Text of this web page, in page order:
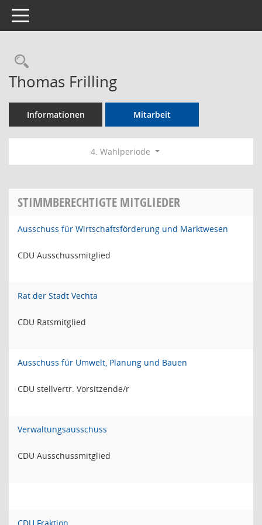
Toggle navigation
Rechercheauswahl
Thomas Frilling
Informationen Mitarbeit
4. Wahlperiode
STIMMBERECHTIGTE MITGLIEDER
Ausschuss für Wirtschaftsförderung und Marktwesen
CDU Ausschussmitglied
Rat der Stadt Vechta
CDU Ratsmitglied
Ausschuss für Umwelt, Planung und Bauen
CDU stellvertr. Vorsitzende/r
Verwaltungsausschuss
CDU Ausschussmitglied